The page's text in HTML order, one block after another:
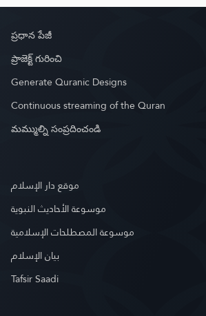
ప్రధాన పేజీ
ప్రాజెక్ట్ గురించి
Generate Quranic Designs
Continuous streaming of the Quran
మమ్ముల్ని సంప్రదించండి
موقع دار الإسلام
موسوعة الأحاديث النبوية
موسوعة المصطلحات الإسلامية
بيان الإسلام
Tafsir Saadi